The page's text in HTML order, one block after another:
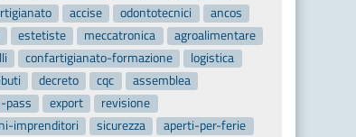
accise odontotecnici
ancos
estetiste meccatronica
agroalimentare
confartigianato-formazione
logistica
decreto cqc
assemblea
pass
export
revisione
imprenditori
sicurezza
aperti-per-ferie